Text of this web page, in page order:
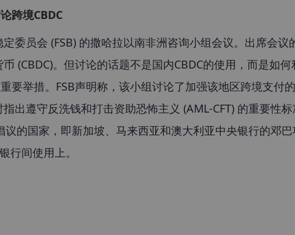
跨境CBDC
委员会 (FSB) 的撒哈拉以南非洲咨询小组会议。出席会
(CBDC)。但讨论的话题不是国内CBDC的使用，而是如
要举措。FSB声明称，该小组讨论了加强该地区跨境支付
出遵守反洗钱和打击资助恐怖主义 (AML-CFT) 的重要性
议的国家， 即新加坡、马来西亚和澳大利亚中央银行的邓
行间使用上。